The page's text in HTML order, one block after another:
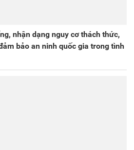
nhận dạng nguy cơ thách thức,
bảo an ninh quốc gia trong tình